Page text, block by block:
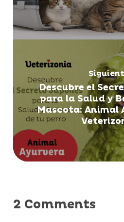
Descubre el
para la Salud y
Mascota: Animal
2 Comments